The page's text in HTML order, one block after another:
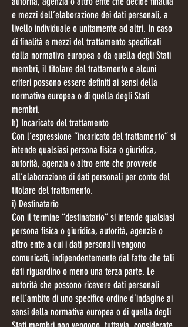
e mezzi dell’elaborazione dei dati personali, a
livello individuale o unitamente ad altri. In caso
di finalità e mezzi del trattamento specificati
dalla normativa europea o da quella degli Stati
membri, il titolare del trattamento e alcuni
criteri possono essere definiti ai sensi della
normativa europea o di quella degli Stati
membri.
h) Incaricato del trattamento
Con l’espressione “incaricato del trattamento” si
intende qualsiasi persona fisica o giuridica,
autorità, agenzia o altro ente che provvede
all’elaborazione di dati personali per conto del
titolare del trattamento.
i) Destinatario
Con il termine “destinatario” si intende qualsiasi
persona fisica o giuridica, autorità, agenzia o
altro ente a cui i dati personali vengono
comunicati, indipendentemente dal fatto che tali
dati riguardino o meno una terza parte. Le
autorità che possono ricevere dati personali
nell’ambito di uno specifico ordine d’indagine ai
sensi della normativa europea o di quella degli